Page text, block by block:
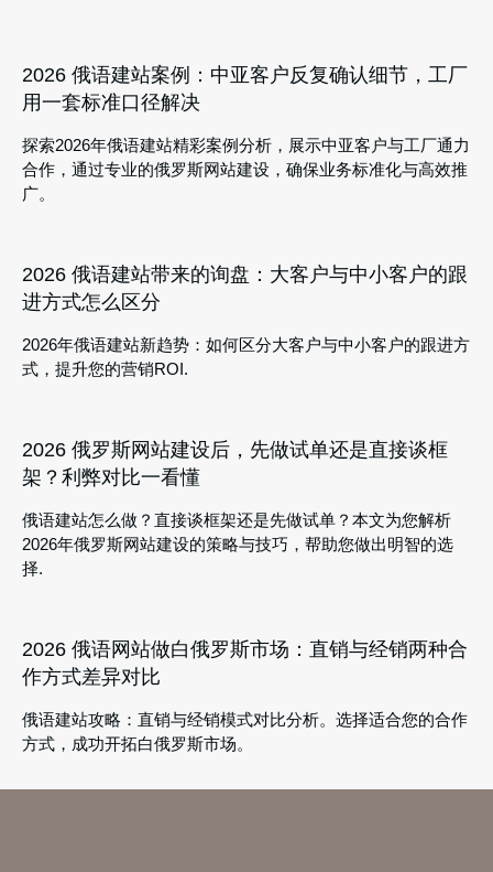
2026 俄语建站案例：中亚客户反复确认细节，工厂
用一套标准口径解决
探索2026年俄语建站精彩案例分析，展示中亚客户与工厂通力
合作，通过专业的俄罗斯网站建设，确保业务标准化与高效推
广。
2026 俄语建站带来的询盘：大客户与中小客户的跟
进方式怎么区分
2026年俄语建站新趋势：如何区分大客户与中小客户的跟进方
式，提升您的营销ROI.
2026 俄罗斯网站建设后，先做试单还是直接谈框
架？利弊对比一看懂
俄语建站怎么做？直接谈框架还是先做试单？本文为您解析
2026年俄罗斯网站建设的策略与技巧，帮助您做出明智的选
择.
2026 俄语网站做白俄罗斯市场：直销与经销两种合
作方式差异对比
俄语建站攻略：直销与经销模式对比分析。选择适合您的合作
方式，成功开拓白俄罗斯市场。